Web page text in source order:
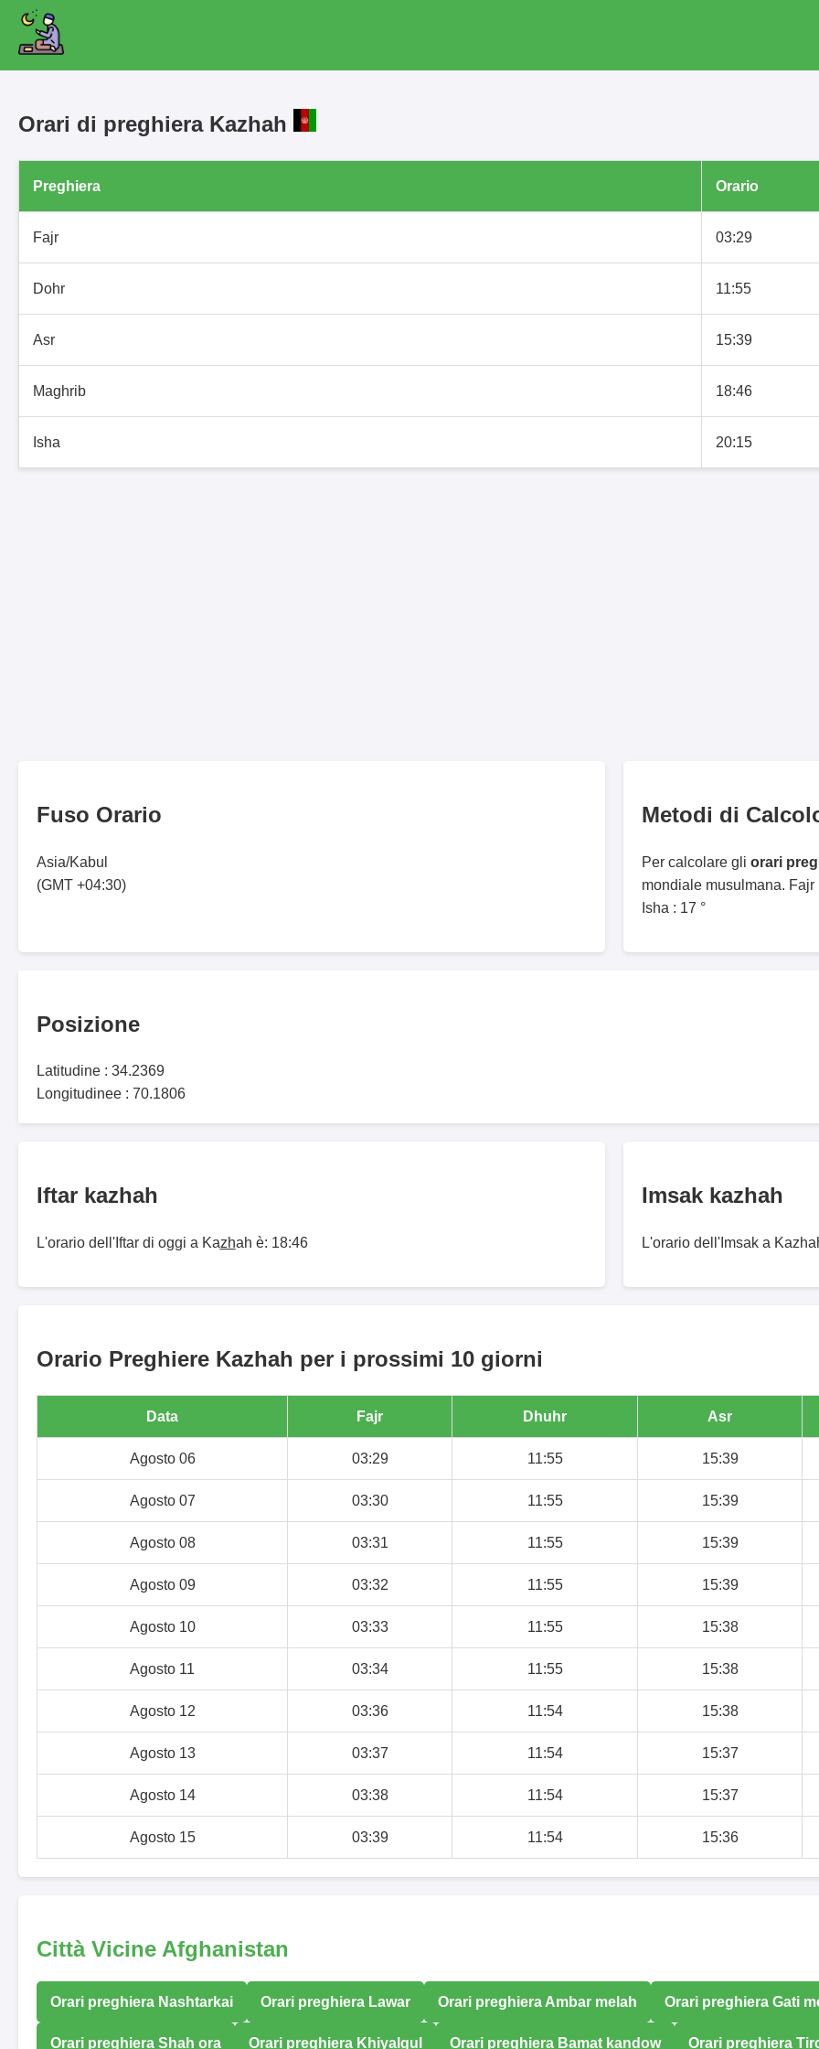
Orari di preghiera Kazhah
Preghiera Orario
Fajr 03:29
Dohr 11:55
Asr 15:39
Maghrib 18:46
Isha 20:15
Fuso Orario
Asia/Kabul
(GMT +04:30)
Metodi di
Per calcolare gli orari
mondiale musulmana. Fajr
Isha : 17 °
Posizione
Latitudine : 34.2369
Longitudinee : 70.1806
Iftar kazhah
L'orario dell'Iftar di oggi a Kaz̲h̲ah è: 18:46
Imsak kazhah
L'orario dell'Imsak a
Orario Preghiere Kazhah per i prossimi 10 giorni
Data Fajr Dhuhr Asr
Agosto 06 03:29 11:55 15:39
Agosto 07 03:30 11:55 15:39
Agosto 08 03:31 11:55 15:39
Agosto 09 03:32 11:55 15:39
Agosto 10 03:33 11:55 15:38
Agosto 11 03:34 11:55 15:38
Agosto 12 03:36 11:54 15:38
Agosto 13 03:37 11:54 15:37
Agosto 14 03:38 11:54 15:37
Agosto 15 03:39 11:54 15:36
Città Vicine Afghanistan
Orari preghiera Nashtarkai Orari preghiera Lawar Orari preghiera Ambar melah Orari preghiera Gati
Orari preghiera Shah ora Orari preghiera Khiyalgul Orari preghiera Bamat kandow Orari preghiera